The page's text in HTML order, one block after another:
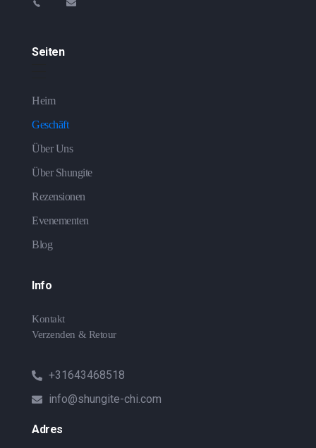
Seiten
Heim
Geschäft
Über Uns
Über Shungite
Rezensionen
Evenementen
Blog
Info
Kontakt
Verzenden & Retour
+31643468518
info@shungite-chi.com
Adres